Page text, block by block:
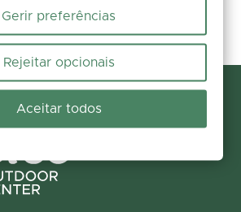
Gerir preferências
Rejeitar opcionais
Aceitar todos